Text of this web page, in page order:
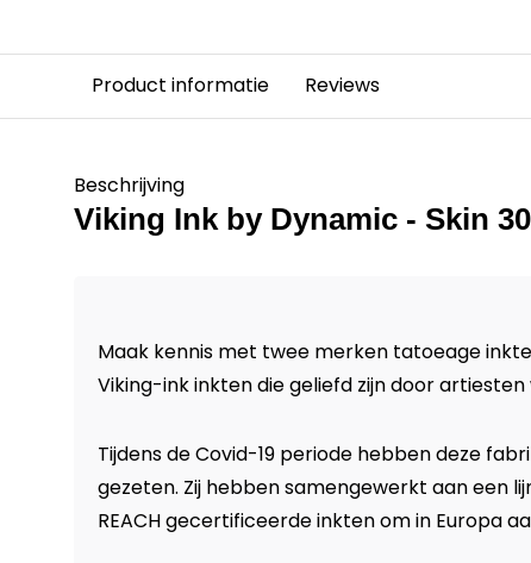
Product informatie Reviews
Beschrijving
Viking Ink by Dynamic - Skin
Maak kennis met twee merken tatoeage
Viking-ink inkten die geliefd zijn door artiesten
Tijdens de Covid-19 periode hebben deze
gezeten. Zij hebben samengewerkt aan een
REACH gecertificeerde inkten om in Europa